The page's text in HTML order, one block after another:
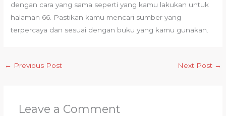
dengan cara yang sama seperti yang kamu lakukan untuk
halaman 66. Pastikan kamu mencari sumber yang
terpercaya dan sesuai dengan buku yang kamu gunakan.
← Previous Post Next Post →
Leave a Comment